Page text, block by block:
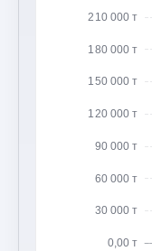
0,00 т
30 000 т
60 000 т
90 000 т
120 000 т
150 000 т
180 000 т
210 000 т